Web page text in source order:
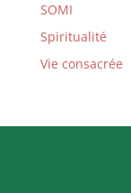
SOMI
Spiritualité
Vie consacrée